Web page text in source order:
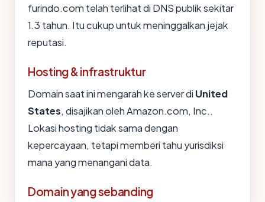
furindo.com telah terlihat di DNS publik sekitar
1.3 tahun. Itu cukup untuk meninggalkan jejak
reputasi.
Hosting & infrastruktur
Domain saat ini mengarah ke server di United
States, disajikan oleh Amazon.com, Inc..
Lokasi hosting tidak sama dengan
kepercayaan, tetapi memberi tahu yurisdiksi
mana yang menangani data.
Domain yang sebanding